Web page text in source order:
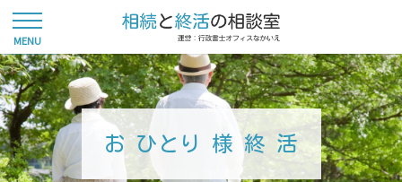
お ひとり 様 終 活